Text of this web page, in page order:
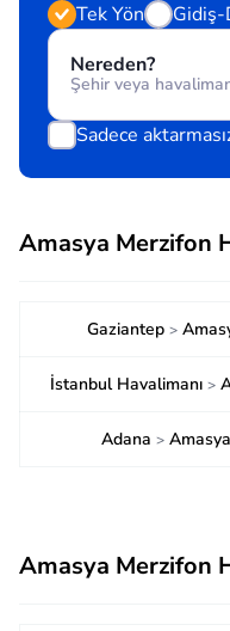
Tek Yön
Gidiş-
Nereden?
Sadece
Amasya Merzifon
Gaziantep >
İstanbul Havalimanı >
Adana >Amasya
Amasya Merzifon